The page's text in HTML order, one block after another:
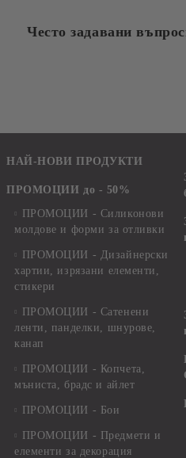
Често задавани
НАЙ-НОВИ ПРОДУКТИ
ПРОМОЦИИ до - 50%
ПРОМОЦИИ - Силиконови
молдове и форми за отливки
ПРОМОЦИИ - Дизайнерски
хартии, изрязани елементи,
стикери
ПРОМОЦИИ - Сатенени
ленти, панделки, шнурове,
канап
ПРОМОЦИИ - Копчета,
мъниста, брадс и айлет
ПРОМОЦИИ - Бои
ПРОМОЦИИ - Предмети и
елементи за декорация